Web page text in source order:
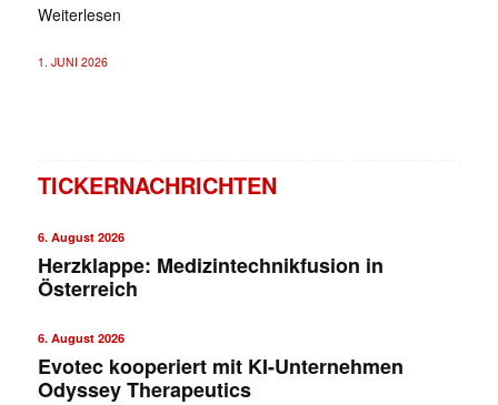
Weiterlesen
1. JUNI 2026
TICKERNACHRICHTEN
6. August 2026
Herzklappe: Medizintechnikfusion in
Österreich
6. August 2026
Evotec kooperiert mit KI-Unternehmen
Odyssey Therapeutics